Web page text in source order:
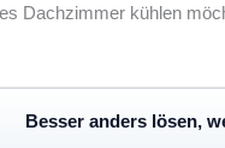
Dachzimmer kühlen
Besser anders lösen,